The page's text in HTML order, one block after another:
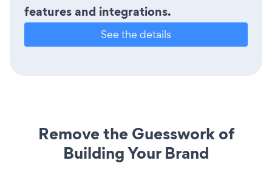
features and integrations.
See the details
Remove the Guesswork of
Building Your Brand